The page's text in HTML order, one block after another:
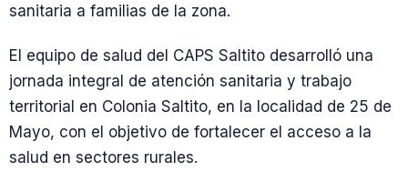
sanitaria a familias de la zona.
El equipo de salud del CAPS Saltito desarrolló una
jornada integral de atención sanitaria y trabajo
territorial en Colonia Saltito, en la localidad de 25 de
Mayo, con el objetivo de fortalecer el acceso a la
salud en sectores rurales.